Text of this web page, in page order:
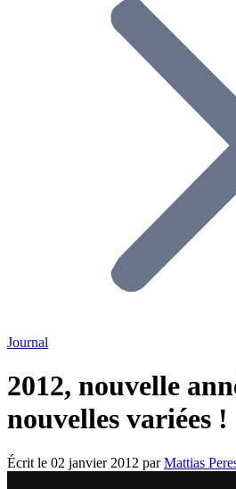
Journal
2012, nouvelle
nouvelles variées !
Écrit le 02 janvier 2012 parMattias